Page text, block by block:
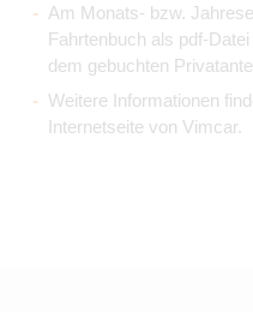
Am Monats- bzw.
Fahrtenbuch als pdf-
dem gebuchten
Weitere Informationen
Internetseite von Vimcar.